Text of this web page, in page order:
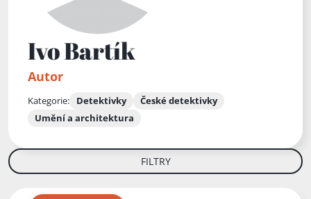
Ivo Bartík
Autor
Kategorie: Detektivky
České detektivky
Umění a architektura
FILTRY